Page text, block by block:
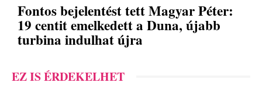
Fontos bejelentést tett Magyar Péter:
19 centit emelkedett a Duna, újabb
turbina indulhat újra
EZ IS ÉRDEKELHET